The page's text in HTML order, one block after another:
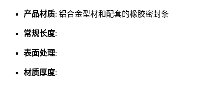
产品材质: 铝合金型材和配套的橡胶密封条
常规长度:
表面处理:
材质厚度: